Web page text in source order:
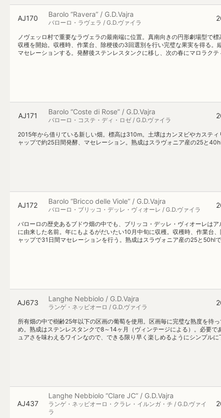
AJ170 Barolo “Ravera” / G.D.Vajra
バローロ・ラヴェラ / G.D.ヴァイラ
ノヴェッロ村で重要なラヴェラの最南端に位置。真南向きの円形劇場型
収穫を開始。収穫時、作業台、除梗後の3回選別を行い完璧な果実を得る
マセレーションする。発酵後ステンレスタンクに移し、次の春にマロラク
AJ171 Barolo “Coste di Rose” / G.D.Vajra
バローロ・コステ・ディ・ロゼ / G.D.ヴァイラ
2015年から借りている新しい畑。標高は310m。土壌はカンヌビやカステ
ャップで約25日間発酵、マセレーション。熟成はスラヴォニア産の25と
AJ172 Barolo “Bricco delle Viole” / G.D.Vajra
バローロ・ブリッコ・デッレ・ヴィオーレ / G.D.ヴァイラ
バローロの歴史あるブドウ畑の中でも、ブリッコ・デッレ・ヴィオーレは
に由来した名前。年にもよるがだいたい10月中旬に収穫。収穫時、作業台
ャップで31日間マセレーションを行う。熟成はスラヴォニア産の25と
AJ673 Langhe Nebbiolo / G.D.Vajra
ランゲ・ネッビオーロ / G.D.ヴァイラ
所有畑の中で樹齢25年以下の区画の葡萄を使用。区画毎に完璧な熟度を待
め。熟成はステンレスタンクで8～14ヶ月（ヴィンテージによる）。必要
ュアさを味わえるワインなので、できる限り早く楽しめるようにシンプル
AJ437
Langhe Nebbiolo “Clare JC” / G.D.Vajra
ランゲ・ネッビオーロ・クラレ・イルンガ・チ / G.D.ヴァイ
ラ